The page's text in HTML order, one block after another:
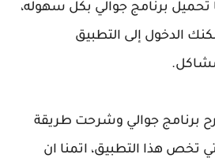
تحميل برنامج جوالي بكل سهوله،
الدخول إلى التطبيق
برنامج جوالي وشرحت طريقة
تخص هذا التطبيق، اتمنا ان